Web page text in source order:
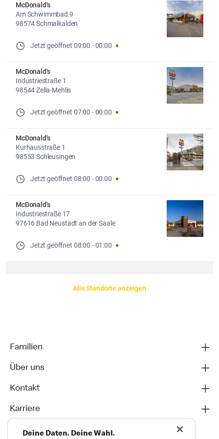
McDonald's
Am Schwimmbad 9
98574 Schmalkalden
Jetzt geöffnet 09:00 -00:00
McDonald's
Industriestraße 1
98544 Zella-Mehlis
Jetzt geöffnet 07:00 -00:00
McDonald's
Kurhausstraße 1
98553 Schleusingen
Jetzt geöffnet 08:00 -00:00
McDonald's
Industriestraße 17
97616 Bad Neustadt an der Saale
Jetzt geöffnet 08:00 -01:00
Alle Standorte anzeigen
Familien
Über uns
Kontakt
Karriere
Deine Daten. Deine Wahl.